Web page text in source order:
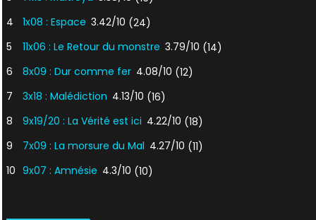
4
1x08 : Espace 3.42/10 (24)
5
11x06 : Le Retour du monstre 3.79/10 (14)
6
8x09 : Dur comme fer 4.08/10 (12)
7
3x18 : Malédiction 4.13/10 (16)
8
9x19/20 : La Vérité est ici 4.22/10 (18)
9
7x09 : La morsure du Mal 4.27/10 (11)
10 9x07 : Amnésie 4.3/10 (10)